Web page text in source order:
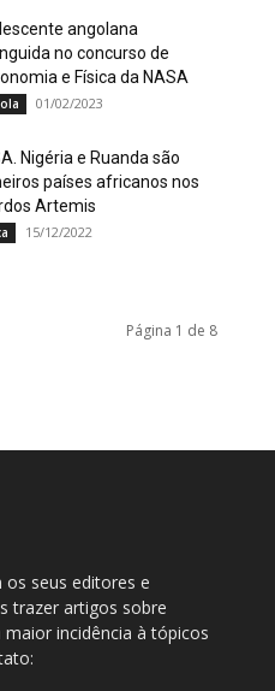
angolana
no concurso de
e Física da NASA
01/02/2023
Nigéria e Ruanda são
países africanos nos
Artemis
15/12/2022
Página 1 de 8
seus editores e
trazer artigos sobre
incidência à tópicos